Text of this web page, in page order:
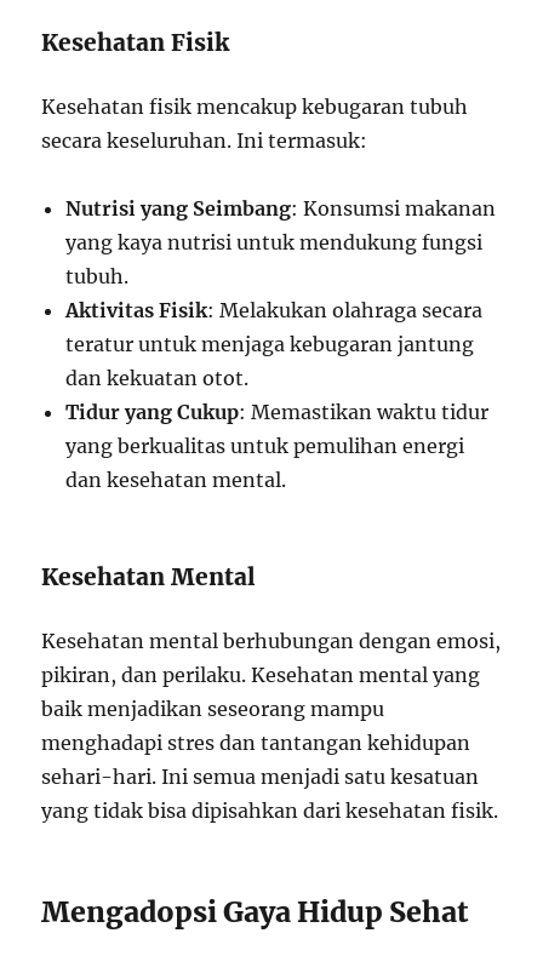
Kesehatan Fisik
Kesehatan fisik mencakup kebugaran tubuh
secara keseluruhan. Ini termasuk:
Nutrisi yang Seimbang: Konsumsi makanan
yang kaya nutrisi untuk mendukung fungsi
tubuh.
Aktivitas Fisik: Melakukan olahraga secara
teratur untuk menjaga kebugaran jantung
dan kekuatan otot.
Tidur yang Cukup: Memastikan waktu tidur
yang berkualitas untuk pemulihan energi
dan kesehatan mental.
Kesehatan Mental
Kesehatan mental berhubungan dengan emosi,
pikiran, dan perilaku. Kesehatan mental yang
baik menjadikan seseorang mampu
menghadapi stres dan tantangan kehidupan
sehari-hari. Ini semua menjadi satu kesatuan
yang tidak bisa dipisahkan dari kesehatan fisik.
Mengadopsi Gaya Hidup Sehat